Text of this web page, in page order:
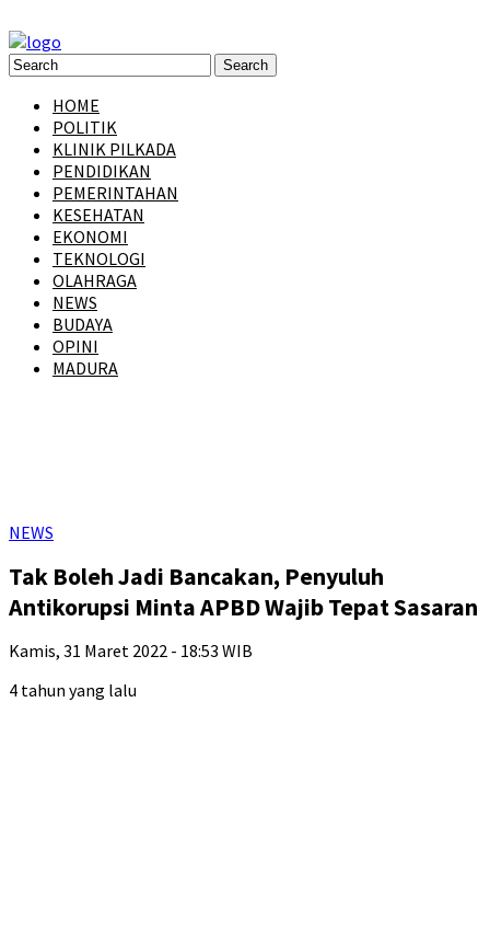
HOME
POLITIK
KLINIK PILKADA
PENDIDIKAN
PEMERINTAHAN
KESEHATAN
EKONOMI
TEKNOLOGI
OLAHRAGA
NEWS
BUDAYA
OPINI
MADURA
NEWS
Tak Boleh Jadi Bancakan, Penyuluh
Antikorupsi Minta APBD Wajib Tepat Sasaran
Kamis, 31 Maret 2022 - 18:53 WIB
4 tahun yang lalu